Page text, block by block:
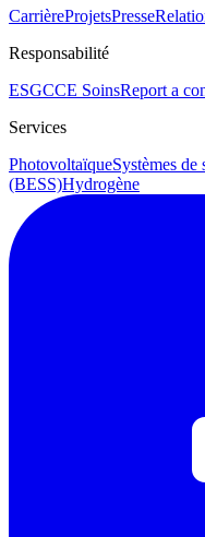
CarrièreProjetsPresse
Responsabilité
ESGCCE SoinsReport a
Services
PhotovoltaïqueSystèmes de
(BESS)Hydrogène